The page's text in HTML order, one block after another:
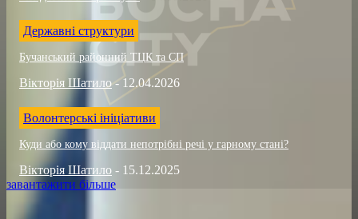
Державні структури
Бучанський районний ТЦК та СП
Вікторія Шатило - 12.04.2026
Волонтерські ініціативи
Куди або кому віддати непотрібні речі у гарному стані?
Вікторія Шатило - 15.12.2025
завантажити більше